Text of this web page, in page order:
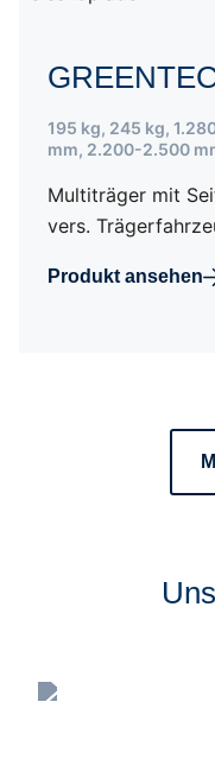
195 kg, 245 kg,
mm, 2.200-2.500
Multiträger mit
vers.
Produkt ansehen